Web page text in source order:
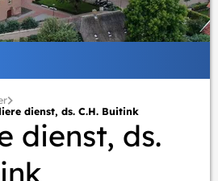
dienst, ds. C.H. Buitink
dienst, ds.